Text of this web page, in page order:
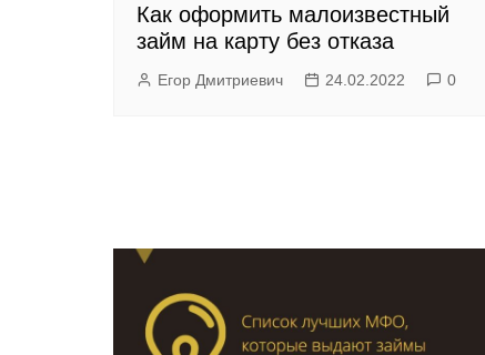
Как оформить малоизвестный
займ на карту без отказа
Егор Дмитриевич 24.02.2022 0